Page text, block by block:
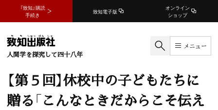
『致知』購読
手続き
致知電子版
オンライン
ショップ
人間学を探究して四十八年
メニュー
【第５回】休校中の子どもたちに
贈る「こんなときだからこそ伝え